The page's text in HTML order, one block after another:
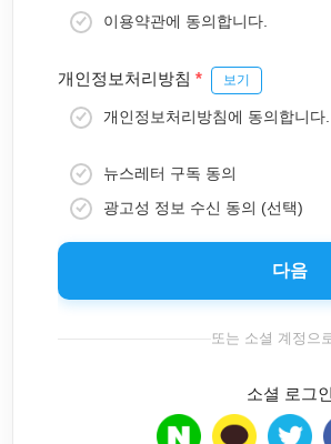
이용약관에 동의합니다.
개인정보처리방침 * 보기
개인정보처리방침에 동의합니다.
뉴스레터 구독 동의
광고성 정보 수신 동의 (선택)
다음
또는 소셜 계정으
소셜 로그인